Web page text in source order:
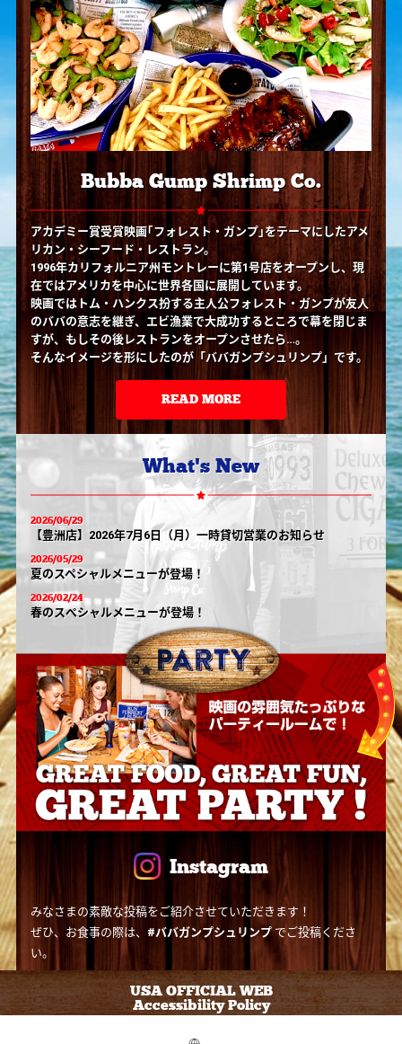
Bubba Gump Shrimp Co.
アカデミー賞受賞映画｢フォレスト・ガンプ｣をテーマにしたアメ
リカン・シーフード・レストラン。
1996年カリフォルニア州モントレーに第1号店をオープンし、現
在ではアメリカを中心に世界各国に展開しています。
映画ではトム・ハンクス扮する主人公フォレスト・ガンプが友人
のババの意志を継ぎ、エビ漁業で大成功するところで幕を閉じま
すが、もしその後レストランをオープンさせたら…。
そんなイメージを形にしたのが「ババガンプシュリンプ」です。
READ MORE
What's New
2026/06/29
【豊洲店】2026年7月6日（月）一時貸切営業のお知らせ
2026/05/29
夏のスペシャルメニューが登場！
2026/02/24
春のスぺシャルメニューが登場！
Instagram
みなさまの素敵な投稿をご紹介させていただきます！
ぜひ、お食事の際は、 #ババガンプシュリンプでご投稿くださ
い。
USA OFFICIAL WEB
Accessibility Policy